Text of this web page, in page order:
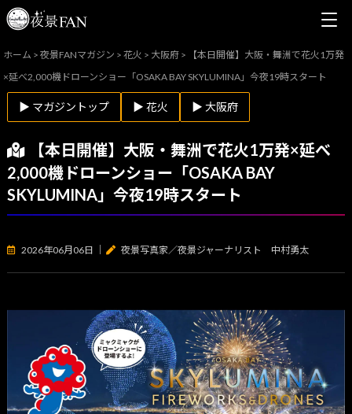
ホーム >夜景FANマガジン >花火 > 大阪府 >
【本日開催】大阪・舞洲で花火1万発
×延べ2,000機ドローンショー「OSAKA BAY SKYLUMINA」今夜19時スタート
▶ マガジントップ ▶ 花火 ▶ 大阪府
【本日開催】大阪・舞洲で花火1万発×延べ
2,000機ドローンショー「OSAKA BAY
SKYLUMINA」今夜19時スタート
2026年06月06日 夜景写真家／夜景ジャーナリスト 中村勇太